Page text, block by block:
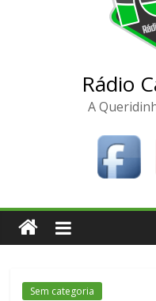
Rádio
A
Sem categoria